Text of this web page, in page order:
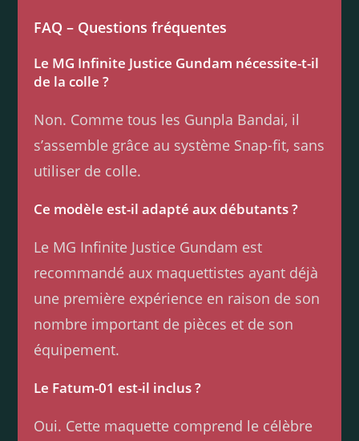
FAQ – Questions fréquentes
Le MG Infinite Justice Gundam nécessite-t-il
de la colle ?
Non. Comme tous les Gunpla Bandai, il
s’assemble grâce au système Snap-fit, sans
utiliser de colle.
Ce modèle est-il adapté aux débutants ?
Le MG Infinite Justice Gundam est
recommandé aux maquettistes ayant déjà
une première expérience en raison de son
nombre important de pièces et de son
équipement.
Le Fatum-01 est-il inclus ?
Oui. Cette maquette comprend le célèbre